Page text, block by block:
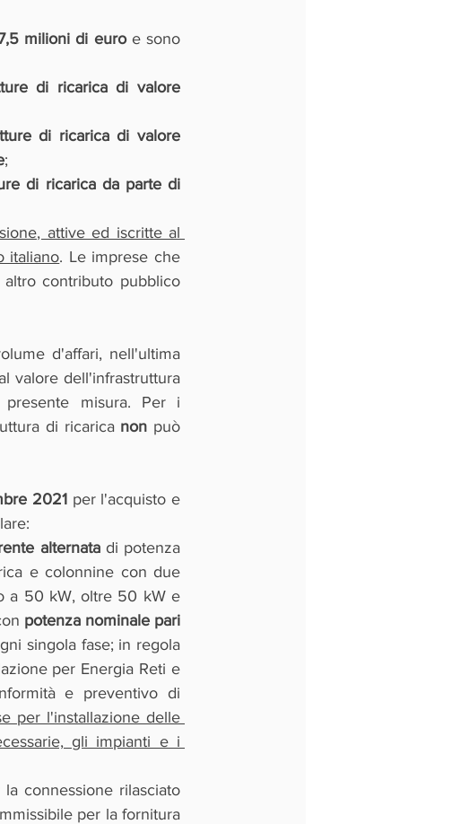
milioni di euro e sono
di ricarica di valore
di ricarica di valore
;
di ricarica da parte di
attive ed iscritte al
italiano. Le imprese che
contributo pubblico
d'affari, nell'ultima
valore dell'infrastruttura
di ricarica non può
2021 per l'acquisto e
alternata di potenza
e colonnine con due
a 50 kW, oltre 50 kW e
potenza nominale pari
singola fase; in regola
per Energia Reti e
e preventivo di
per l'installazione delle
gli impianti e i
connessione rilasciato
per la fornitura